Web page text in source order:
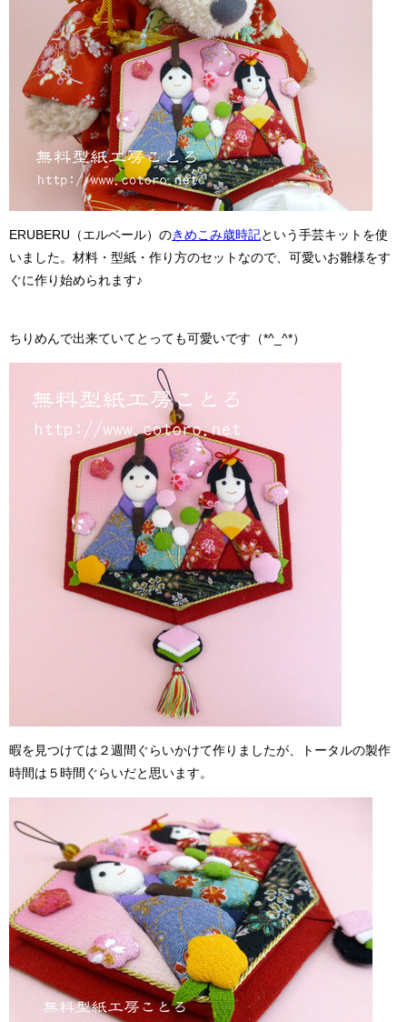
ERUBERU（エルベール）のきめこみ歳時記という手芸キットを使
いました。材料・型紙・作り方のセットなので、可愛いお雛様をす
ぐに作り始められます♪
ちりめんで出来ていてとっても可愛いです（*^_^*）
暇を見つけては２週間ぐらいかけて作りましたが、トータルの製作
時間は５時間ぐらいだと思います。